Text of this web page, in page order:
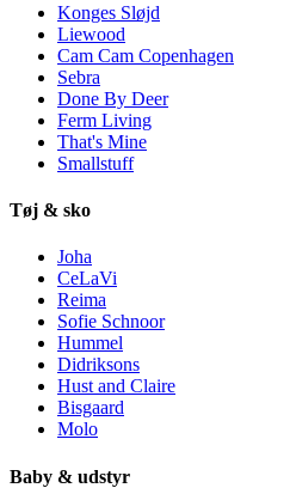
Konges Sløjd
Liewood
Cam Cam Copenhagen
Sebra
Done By Deer
Ferm Living
That's Mine
Smallstuff
Tøj & sko
Joha
CeLaVi
Reima
Sofie Schnoor
Hummel
Didriksons
Hust and Claire
Bisgaard
Molo
Baby & udstyr